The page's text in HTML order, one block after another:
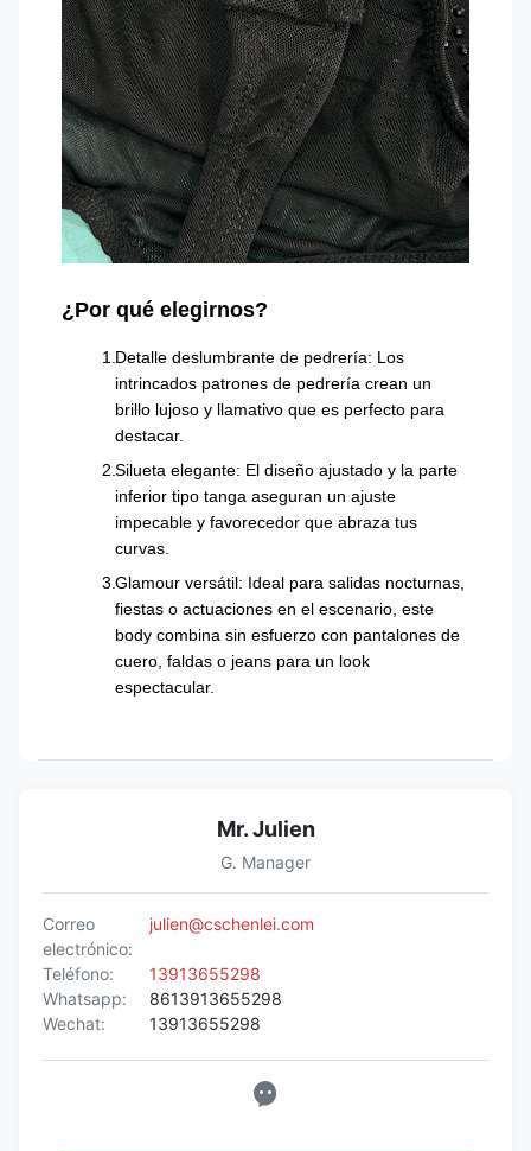
¿Por qué elegirnos?
Detalle deslumbrante de pedrería: Los
intrincados patrones de pedrería crean un
brillo lujoso y llamativo que es perfecto para
destacar.
Silueta elegante: El diseño ajustado y la parte
inferior tipo tanga aseguran un ajuste
impecable y favorecedor que abraza tus
curvas.
Glamour versátil: Ideal para salidas nocturnas,
fiestas o actuaciones en el escenario, este
body combina sin esfuerzo con pantalones de
cuero, faldas o jeans para un look
espectacular.
Mr. Julien
G. Manager
Correo
electrónico:
julien@cschenlei.com
Teléfono:
13913655298
Whatsapp:
8613913655298
Wechat:
13913655298